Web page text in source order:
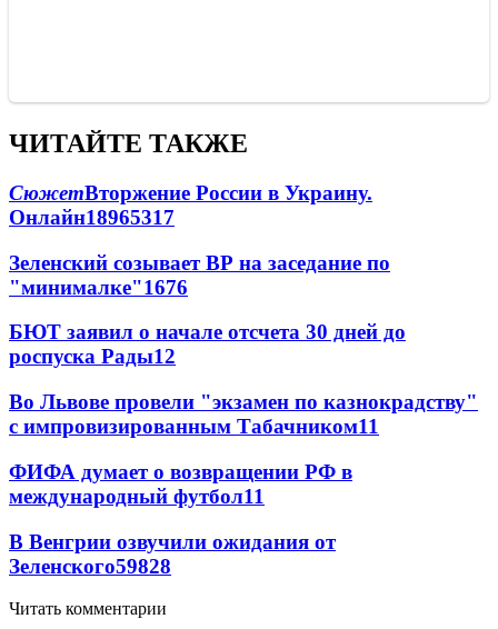
ЧИТАЙТЕ ТАКЖЕ
СюжетВторжение России в Украину.
Онлайн18965317
Зеленский созывает ВР на заседание по
"минималке"1676
БЮТ заявил о начале отсчета 30 дней до
роспуска Рады12
Во Львове провели "экзамен по казнокрадству"
с импровизированным Табачником11
ФИФА думает о возвращении РФ в
международный футбол11
В Венгрии озвучили ожидания от
Зеленского59828
Читать комментарии